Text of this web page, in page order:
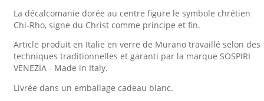
La décalcomanie dorée au centre figure le symbole chrétien
Chi-Rho, signe du Christ comme principe et fin.
Article produit en Italie en verre de Murano travaillé selon des
techniques traditionnelles et garanti par la marque SOSPIRI
VENEZIA - Made in Italy.
Livrée dans un emballage cadeau blanc.